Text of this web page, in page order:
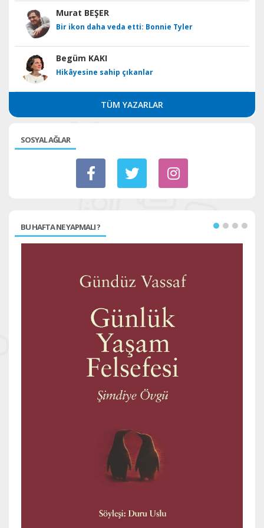
Murat BEŞER
Bir ikon daha veda etti: Bonnie Tyler
Begüm KAKI
Hikâyesine sahip çıkanlar
TÜM YAZARLAR
SOSYAL AĞLAR
BU HAFTA NE YAPMALI ?